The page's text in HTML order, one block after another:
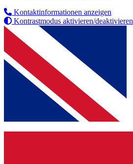
Kontaktinformationen anzeigen
Kontrastmodus aktivieren/deaktivieren